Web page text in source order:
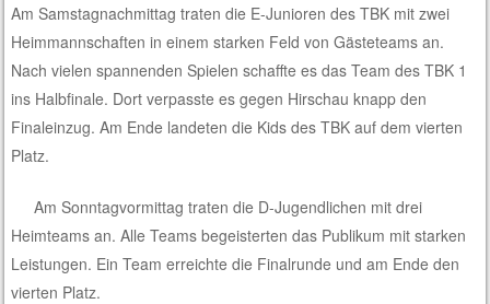
Am Samstagnachmittag traten die E-Junioren des TBK mit zwei
Heimmannschaften in einem starken Feld von Gästeteams an.
Nach vielen spannenden Spielen schaffte es das Team des TBK 1
ins Halbfinale. Dort verpasste es gegen Hirschau knapp den
Finaleinzug. Am Ende landeten die Kids des TBK auf dem vierten
Platz.
Am Sonntagvormittag traten die D-Jugendlichen mit drei
Heimteams an. Alle Teams begeisterten das Publikum mit starken
Leistungen. Ein Team erreichte die Finalrunde und am Ende den
vierten Platz.